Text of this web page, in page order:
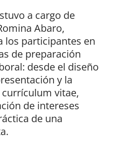
a cargo de
Abaro,
los participantes en
de preparación
desde el diseño
y la
vitae,
de intereses
de una